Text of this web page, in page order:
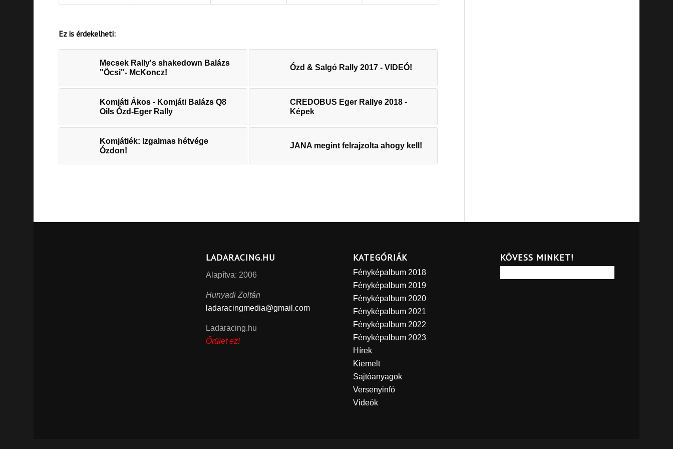
Ez is érdekelheti:
Mecsek Rally's shakedown Balázs
"Öcsi"- McKoncz!
Ózd & Salgó Rally 2017 - VIDEÓ!
Komjáti Ákos - Komjáti Balázs Q8
Oils Ózd-Eger Rally
CREDOBUS Eger Rallye 2018 -
Képek
Komjátiék: Izgalmas hétvége
Ózdon!
JANA megint felrajzolta ahogy kell!
LADARACING.HU
Alapítva: 2006
Hunyadi Zoltán
ladaracingmedia@gmail.com
Ladaracing.hu
Őrület ez!
KATEGÓRIÁK
Fényképalbum 2018
Fényképalbum 2019
Fényképalbum 2020
Fényképalbum 2021
Fényképalbum 2022
Fényképalbum 2023
Hírek
Kiemelt
Sajtóanyagok
Versenyinfó
Videók
KÖVESS MINKET!